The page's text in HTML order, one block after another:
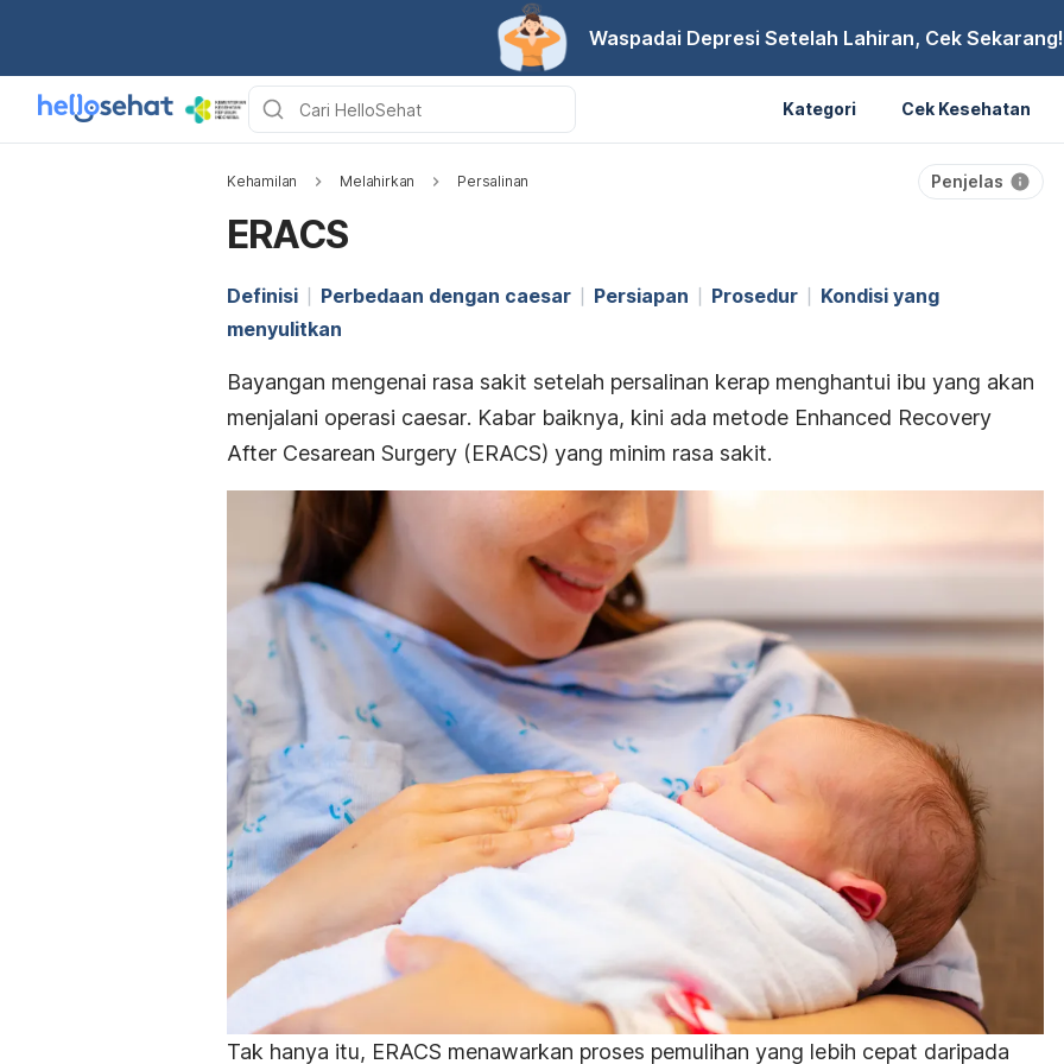
Waspadai Depresi Setelah Lahiran, Cek Sekarang!
Kategori Cek Kesehatan
Kehamilan Melahirkan Persalinan Penjelas
ERACS
Definisi Perbedaan dengan caesar Persiapan Prosedur
Kondisi yang
menyulitkan
Bayangan mengenai rasa sakit setelah persalinan kerap menghantui ibu yang akan
menjalani operasi caesar. Kabar baiknya, kini ada metode Enhanced Recovery
After Cesarean Surgery (ERACS) yang minim rasa sakit.
Tak hanya itu, ERACS menawarkan proses pemulihan yang lebih cepat daripada